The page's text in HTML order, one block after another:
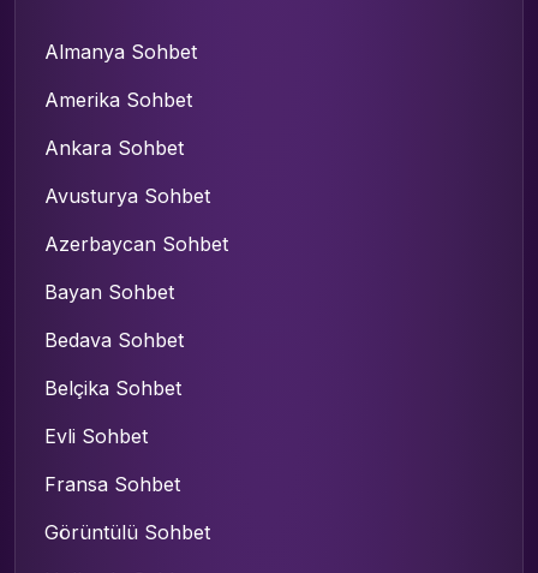
Almanya Sohbet
Amerika Sohbet
Ankara Sohbet
Avusturya Sohbet
Azerbaycan Sohbet
Bayan Sohbet
Bedava Sohbet
Belçika Sohbet
Evli Sohbet
Fransa Sohbet
Görüntülü Sohbet